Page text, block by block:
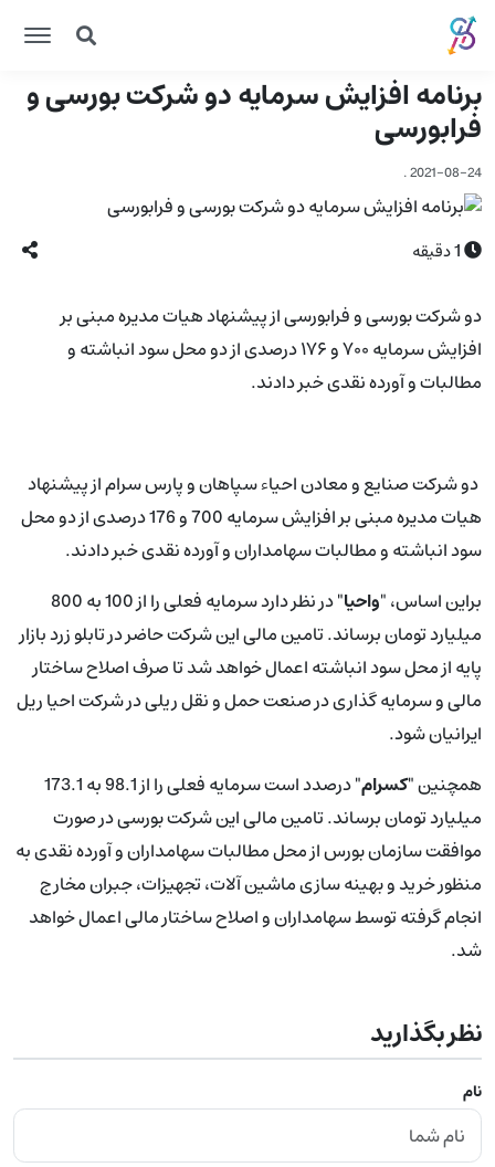
برنامه افزایش سرمایه دو شرکت بورسی و
فرابورسی
2021-08-24
.
1دقیقه
دو شرکت بورسی و فرابورسی از پیشنهاد هیات مدیره مبنی بر
افزایش سرمایه ۷۰۰ و ۱۷۶ درصدی از دو محل سود انباشته و
مطالبات و آورده نقدی خبر دادند.
دو شرکت صنایع و معادن احیاء سپاهان و پارس سرام از پیشنهاد
هیات مدیره مبنی بر افزایش سرمایه 700 و 176 درصدی از دو محل
سود انباشته و مطالبات سهامداران و آورده نقدی خبر دادند.
براین اساس،"واحیا"
در نظر دارد سرمایه فعلی را از 100 به 800
میلیارد تومان برساند. تامین مالی این شرکت حاضر در تابلو زرد بازار
پایه از محل سود انباشته اعمال خواهد شد تا صرف اصلاح ساختار
مالی و سرمایه گذاری در صنعت حمل و نقل ریلی در شرکت احیا ریل
ایرانیان شود.
همچنین"کسرام"
درصدد است سرمایه فعلی را از 98.1 به 173.1
میلیارد تومان برساند. تامین مالی این شرکت بورسی در صورت
موافقت سازمان بورس از محل مطالبات سهامداران و آورده نقدی به
منظور خريد و بهينه سازی ماشين آلات، تجهيزات، جبران مخارج
انجام گرفته توسط سهامداران و اصلاح ساختار مالی اعمال خواهد
شد.
نظر بگذارید
نام